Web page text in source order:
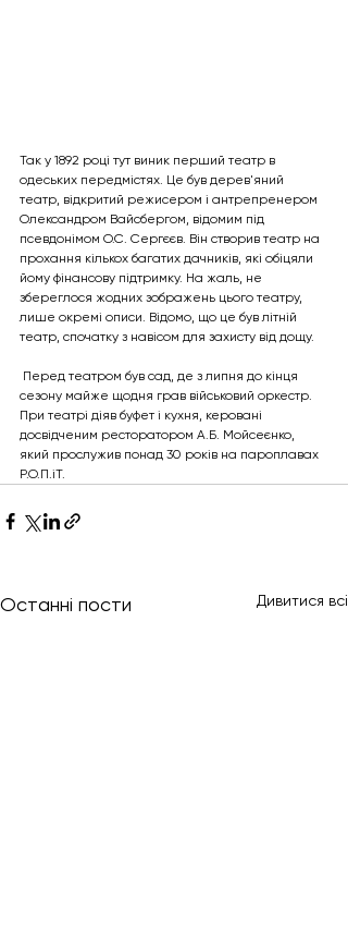
Так у 1892 році тут виник перший театр в
одеських передмістях. Це був дерев'яний
театр, відкритий режисером і антрепренером
Олександром Вайсбергом, відомим під
псевдонімом О.С. Сергєєв. Він створив театр на
прохання кількох багатих дачників, які обіцяли
йому фінансову підтримку. На жаль, не
збереглося жодних зображень цього театру,
лише окремі описи. Відомо, що це був літній
театр, спочатку з навісом для захисту від дощу.
сезону майже щодня грав військовий оркестр.
При театрі діяв буфет і кухня, керовані
досвідченим ресторатором А.Б. Мойсеєнко,
який прослужив понад 30 років на пароплавах
Р.О.П.іТ.
Останні пости Дивитися всі